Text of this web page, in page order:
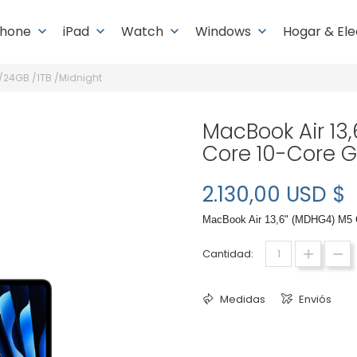
keyboard_arrow_down iPad keyboard_arrow_down Watch keyboard_arrow_down Windows keyboard_arrow_down Hogar &
24GB /1TB /Midnight
MacBook Air
Core 10-Core
2.130,00 USD $
MacBook Air 13,6" (MDHG4)
Cantidad:
Medidas Enviós